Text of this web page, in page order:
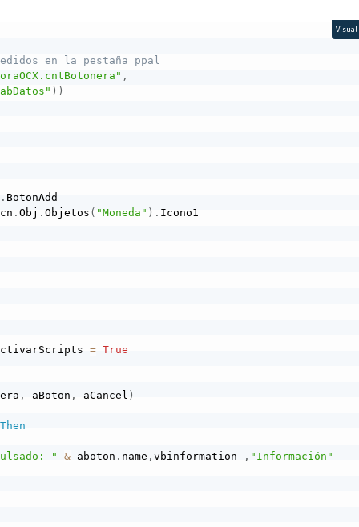
en la pestaña ppal
,
) )
.
.Obj .Objetos ( "Moneda" ) . Icono1
= True
, aBoton , aCancel )
Then
" & aboton . name ,vbinformation , "Información"
Visual